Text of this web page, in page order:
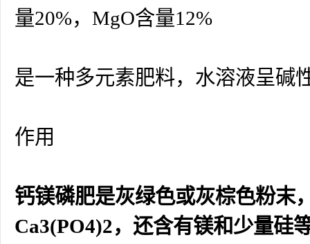
量20%，MgO含量12%
是一种多元素肥料，水溶液呈碱
作用
钙镁磷肥是灰绿色或灰棕色粉末
Ca3(PO4)2，还含有镁和少量硅